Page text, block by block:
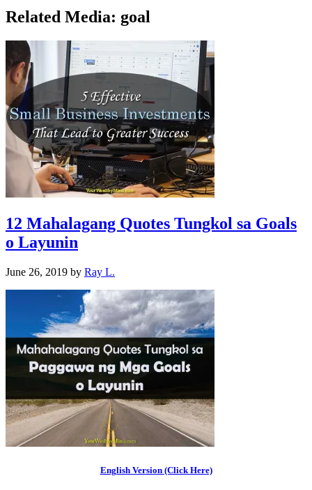
Related Media: goal
12 Mahalagang Quotes Tungkol sa Goals
o Layunin
June 26, 2019 by Ray L.
English Version (Click Here)